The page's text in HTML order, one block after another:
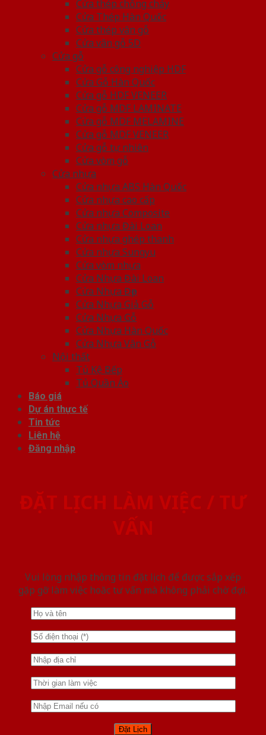
Cửa thép chống cháy
Cửa Thép Hàn Quốc
Cửa thép vân gỗ
Cửa vân gỗ 5D
Cửa gỗ
Cửa gỗ công nghiệp HDF
Cửa Gỗ Hàn Quốc
Cửa gỗ HDF VENEER
Cửa gỗ MDF LAMINATE
Cửa gỗ MDF MELAMINE
Cửa gỗ MDF VENEER
Cửa gỗ tự nhiên
Cửa vòm gỗ
Cửa nhựa
Cửa nhựa ABS Hàn Quốc
Cửa nhựa cao cấp
Cửa nhựa Composite
Cửa nhựa Đài Loan
Cửa nhựa ghép thanh
Cửa nhựa Sungyu
Cửa vòm nhựa
Cửa Nhựa Đài Loan
Cửa Nhựa Đẹp
Cửa Nhựa Giả Gỗ
Cửa Nhựa Gỗ
Cửa Nhựa Hàn Quốc
Cửa Nhựa Vân Gỗ
Nội thất
Tủ Kệ Bếp
Tủ Quần Áo
Báo giá
Dự án thực tế
Tin tức
Liên hệ
Đăng nhập
ĐẶT LỊCH LÀM VIỆC / TƯ
VẤN
Vui lòng nhập thông tin đặt lịch để được sắp xếp
gặp gỡ làm việc hoăc tư vấn mà không phải chờ đợi.